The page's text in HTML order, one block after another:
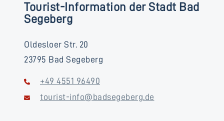
Tourist-Information der Stadt Bad
Segeberg
Oldesloer Str. 20
23795 Bad Segeberg
+49 4551 96490
tourist-info@badsegeberg.de